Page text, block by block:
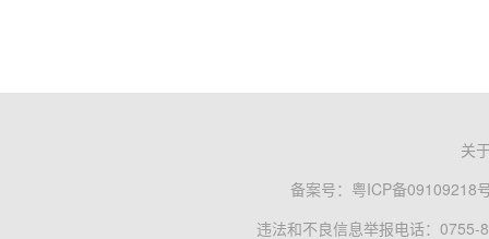
关
备案号： 粤ICP备09109218
违法和不良信息举报电话：0755-